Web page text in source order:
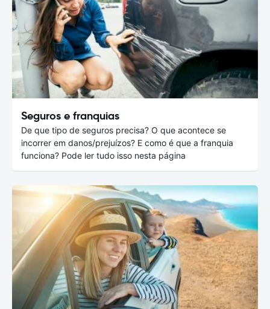
Seguros e franquias
De que tipo de seguros precisa? O que acontece se
incorrer em danos/prejuízos? E como é que a franquia
funciona? Pode ler tudo isso nesta página